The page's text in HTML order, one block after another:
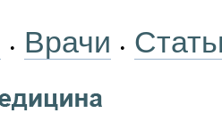
• Врачи •